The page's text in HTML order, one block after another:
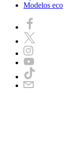
Modelos eco